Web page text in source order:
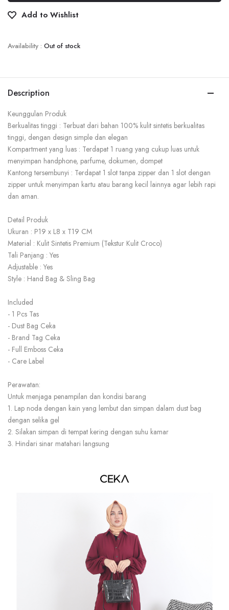
Add to Wishlist
Availability : Out of stock
Description
Keunggulan Produk
Berkualitas tinggi : Terbuat dari bahan 100% kulit sintetis berkualitas
tinggi, dengan design simple dan elegan
Kompartment yang luas : Terdapat 1 ruang yang cukup luas untuk
menyimpan handphone, parfume, dokumen, dompet
Kantong tersembunyi : Terdapat 1 slot tanpa zipper dan 1 slot dengan
zipper untuk menyimpan kartu atau barang kecil lainnya agar lebih rapi
dan aman.
Detail Produk
Ukuran : P19 x L8 x T19 CM
Material : Kulit Sintetis Premium (Tekstur Kulit Croco)
Tali Panjang : Yes
Adjustable : Yes
Style : Hand Bag & Sling Bag
Included
- 1 Pcs Tas
- Dust Bag Ceka
- Brand Tag Ceka
- Full Emboss Ceka
- Care Label
Perawatan:
Untuk menjaga penampilan dan kondisi barang
1. Lap noda dengan kain yang lembut dan simpan dalam dust bag
dengan selika gel
2. Silakan simpan di tempat kering dengan suhu kamar
3. Hindari sinar matahari langsung